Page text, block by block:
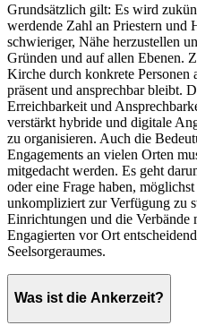
Grundsätzlich gilt: Es wird
werdende Zahl an Priestern und
schwieriger, Nähe herzustellen
Gründen und auf allen Ebenen.
Kirche durch konkrete Personen
präsent und ansprechbar bleibt.
Erreichbarkeit und
verstärkt hybride und digitale
zu organisieren. Auch die
Engagements an vielen Orten
mitgedacht werden. Es geht
oder eine Frage haben,
unkompliziert zur Verfügung zu
Einrichtungen und die
Engagierten vor Ort
Seelsorgeraumes.
Was ist die Ankerzeit?